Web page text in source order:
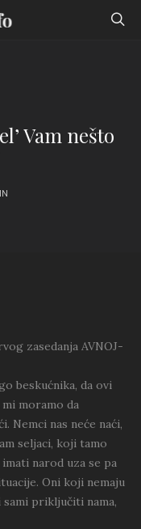
Vam nešto
zasedanja AVNOJ-
beskućnika, da ovi
moramo da
Nemci nas neće naći,
seljaci, koji tamo
narod uza se pa
Oni koji nemaju
priključiti nama,